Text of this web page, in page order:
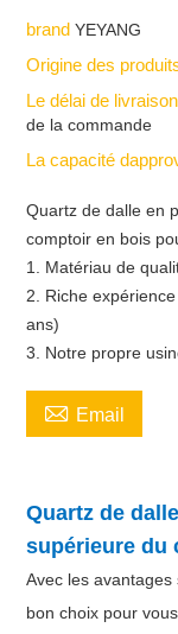
brandYEYANG
Origine des
Le délai de livraison
de la commande
La capacité
Quartz de dalle en
comptoir en bois
1. Matériau de
2. Riche
ans)
3. Notre propre
 Email
Quartz de
supérieure du
Avec les
bon choix pour